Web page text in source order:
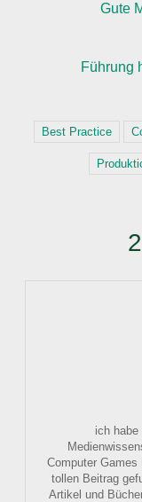
Gute
Führung
Best Practice
ich
Computer Games
tollen Beitrag
Artikel und